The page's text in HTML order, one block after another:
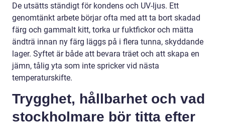
De utsätts ständigt för kondens och UV-ljus. Ett
genomtänkt arbete börjar ofta med att ta bort skadad
färg och gammalt kitt, torka ur fuktfickor och mätta
ändträ innan ny färg läggs på i flera tunna, skyddande
lager. Syftet är både att bevara träet och att skapa en
jämn, tålig yta som inte spricker vid nästa
temperaturskifte.
Trygghet, hållbarhet och vad
stockholmare bör titta efter